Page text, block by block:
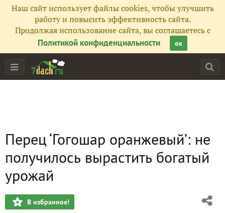
Наш сайт использует файлы cookies, чтобы улучшить
работу и повысить эффективность сайта.
Продолжая использование сайта, вы соглашаетесь с
Политикой конфиденциальности
ок
Перец ‘Гогошар оранжевый’: не
получилось вырастить богатый
урожай
В избранное!